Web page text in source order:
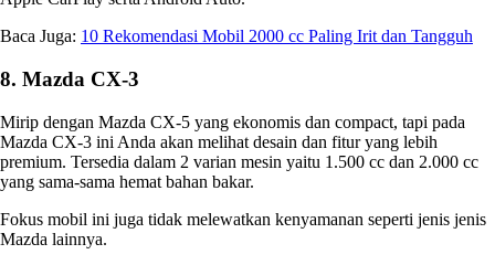
Baca Juga: 10 Rekomendasi Mobil 2000 cc Paling Irit dan Tangguh
8. Mazda CX-3
Mirip dengan Mazda CX-5 yang ekonomis dan compact, tapi pada
Mazda CX-3 ini Anda akan melihat desain dan fitur yang lebih
premium. Tersedia dalam 2 varian mesin yaitu 1.500 cc dan 2.000 cc
yang sama-sama hemat bahan bakar.
Fokus mobil ini juga tidak melewatkan kenyamanan seperti jenis jenis
Mazda lainnya.